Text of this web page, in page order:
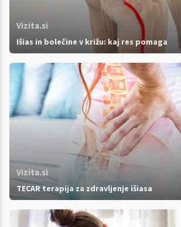
Vizita.si
Išias in bolečine v križu: kaj res pomaga
Vizita.si
TECAR terapija za zdravljenje išiasa